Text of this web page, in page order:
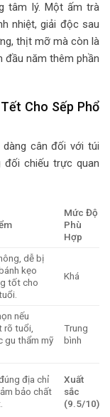
tâm lý. Một ấm trà
nhiệt, giải độc sau
thịt mỡ mà còn là
đầu năm thêm phần
Cho Sếp Phổ
cân đối với túi
đối chiếu trực quan
Mức Độ
Phù
Hợp
dễ bị
kẹo
tốt cho
Khá
nếu
rõ tuổi,
gu thẩm mỹ
Trung
bình
địa chỉ
bảo chất
Xuất
sắc
(9.5/10)